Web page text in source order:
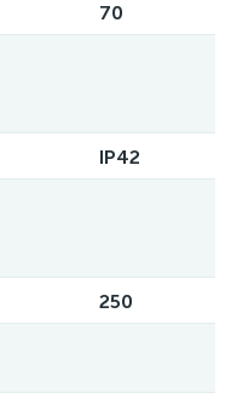
70
IP42
250